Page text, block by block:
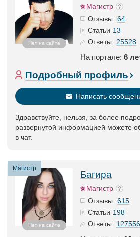
Нет на сайте
Магистр
Отзывы: 64
Статьи 13
Ответы: 25528
На портале: 6
Подробный профиль
Написать
Здравствуйте, нельзя, за более
развернутой информацией можете
в чат.
Магистр
Нет на сайте
Багира
Магистр
Отзывы: 615
Статьи 198
Ответы: 127556